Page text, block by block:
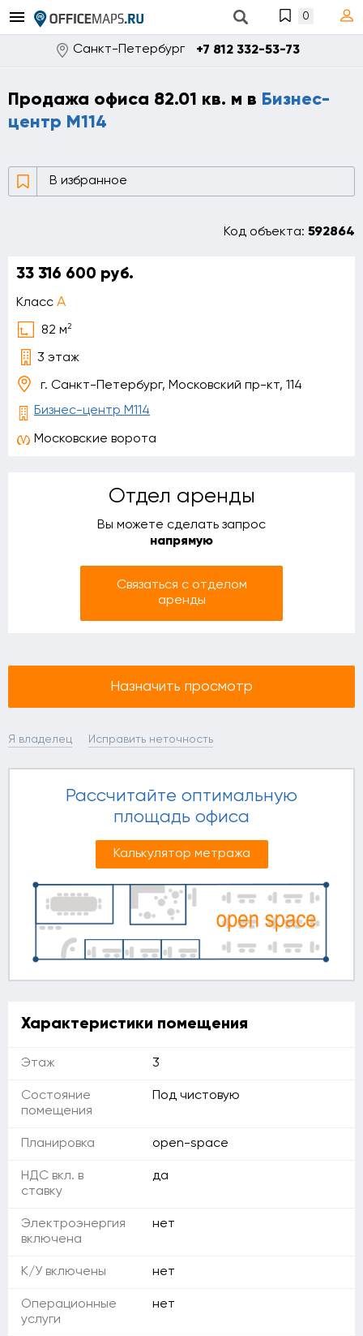
0
Санкт-Петербург +7 812 332-53-73
Продажа офиса 82.01 кв. м в Бизнес-
центр М114
В избранное
Код объекта: 592864
33 316 600 руб.
Класс A
82 м2
3 этаж
г. Санкт-Петербург, Московский пр-кт, 114
Бизнес-центр М114
Московские ворота
Отдел аренды
Вы можете сделать запрос
напрямую
Связаться с отделом
аренды
Назначить просмотр
Я владелец Исправить неточность
Рассчитайте оптимальную
площадь офиса
Калькулятор метража
Характеристики помещения
Этаж 3
Состояние
помещения
Под чистовую
Планировка open-space
НДС вкл. в
ставку
да
Электроэнергия
включена
нет
К/У включены нет
Операционные
услуги
нет